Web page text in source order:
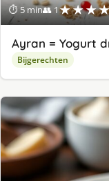
⏱ 5 min👥 1
Ayran = Yogurt
Bijgerechten